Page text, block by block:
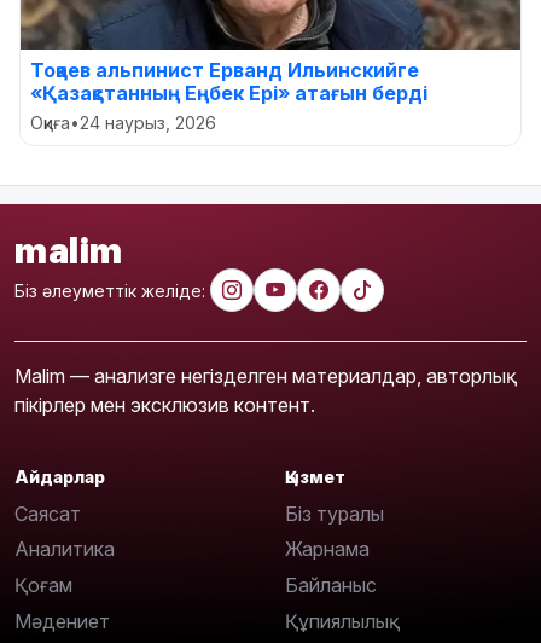
Тоқаев альпинист Ерванд Ильинскийге
«Қазақстанның Еңбек Ері» атағын берді
Оқиға•24 наурыз, 2026
malim
Біз әлеуметтік желіде:
Malim — анализге негізделген материалдар, авторлық
пікірлер мен эксклюзив контент.
Айдарлар
Саясат
Аналитика
Қоғам
Мәдениет
Қызмет
Біз туралы
Жарнама
Байланыс
Құпиялылық